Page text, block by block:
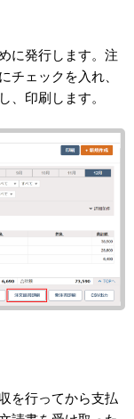
に発行します。注
チェックを入れ、
、印刷します。
を行ってから支払